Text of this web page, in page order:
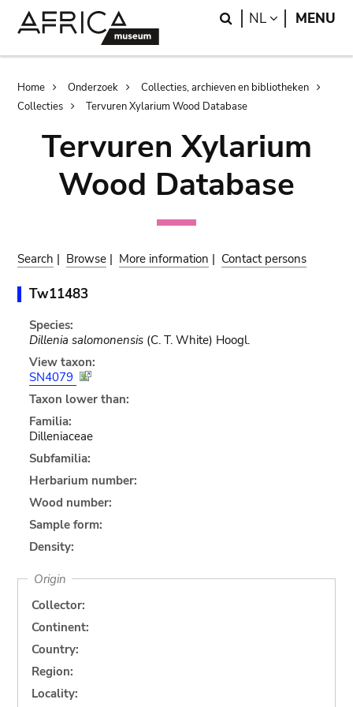
Search
NL LANGUAGE
MENU
Breadcrumb
Home Onderzoek
Collecties, archieven en bibliotheken
Collecties
Tervuren Xylarium Wood Database
Tervuren Xylarium
Wood Database
Search | Browse | More information | Contact persons
Tw11483
Species:
Dillenia salomonensis(C. T. White) Hoogl.
View taxon:
SN4079
Taxon lower than:
Familia:
Dilleniaceae
Subfamilia:
Herbarium number:
Wood number:
Sample form:
Density:
Origin
Collector:
Continent:
Country:
Region:
Locality: